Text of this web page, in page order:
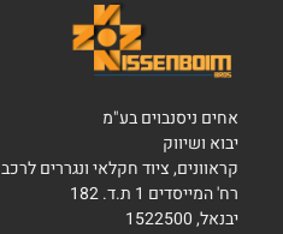
אחים ניסנבוים בע"מ
יבוא ושיווק
קראוונים, ציוד חקלאי ונגררים לרכב
רח' המייסדים 1 ת.ד. 182
יבנאל, 1522500